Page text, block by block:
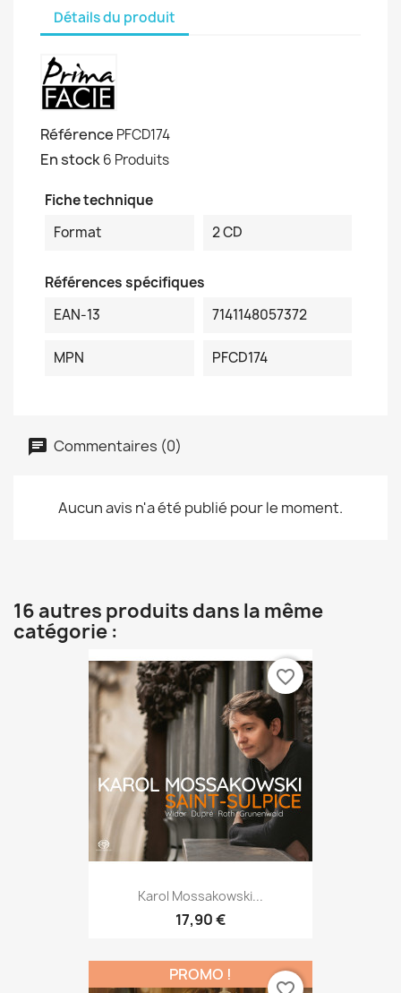
Détails du produit
Référence PFCD174
En stock6 Produits
Fiche technique
Format
2 CD
Références spécifiques
EAN-13
7141148057372
MPN PFCD174
Commentaires (0)
Aucun avis n'a été publié pour le moment.
16 autres produits dans la même
catégorie :
Karol Mossakowski...
17,90 €
favorite_border
PROMO !